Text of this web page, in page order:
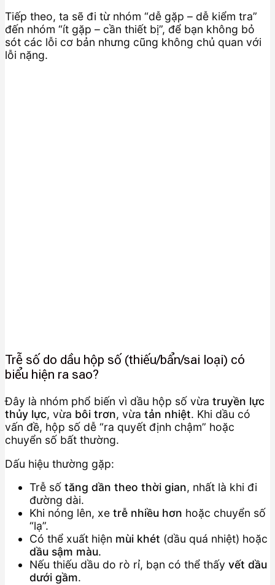
Tiếp theo, ta sẽ đi từ nhóm “dễ gặp – dễ kiểm tra”
đến nhóm “ít gặp – cần thiết bị”, để bạn không bỏ
sót các lỗi cơ bản nhưng cũng không chủ quan với
lỗi nặng.
Trễ số do dầu hộp số (thiếu/bẩn/sai loại) có
biểu hiện ra sao?
Đây là nhóm phổ biến vì dầu hộp số vừa truyền lực
thủy lực, vừa bôi trơn, vừa tản nhiệt. Khi dầu có
vấn đề, hộp số dễ “ra quyết định chậm” hoặc
chuyển số bất thường.
Dấu hiệu thường gặp:
Trễ số tăng dần theo thời gian, nhất là khi đi
đường dài.
Khi nóng lên, xe trễ nhiều hơn hoặc chuyển số
“lạ”.
Có thể xuất hiện mùi khét (dầu quá nhiệt) hoặc
dầu sậm màu.
Nếu thiếu dầu do rò rỉ, bạn có thể thấy vết dầu
dưới gầm.